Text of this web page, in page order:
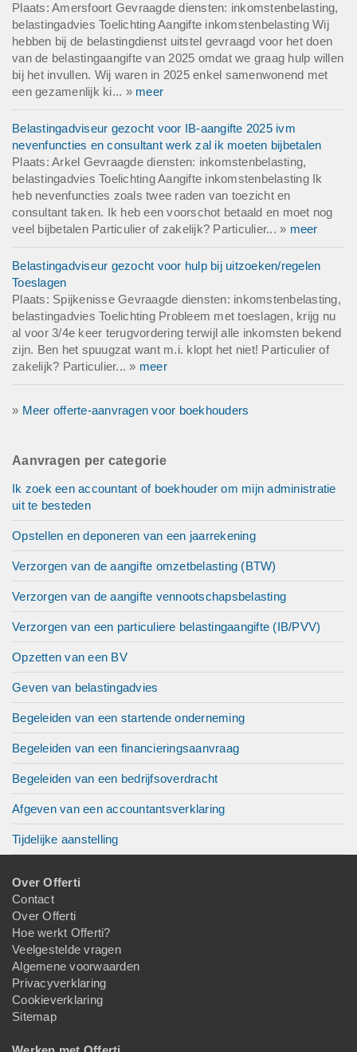
Plaats: Amersfoort Gevraagde diensten: inkomstenbelasting,
belastingadvies Toelichting Aangifte inkomstenbelasting Wij
hebben bij de belastingdienst uitstel gevraagd voor het doen
van de belastingaangifte van 2025 omdat we graag hulp willen
bij het invullen. Wij waren in 2025 enkel samenwonend met
een gezamenlijk ki... » meer
Belastingadviseur gezocht voor IB-aangifte 2025 ivm
nevenfuncties en consultant werk zal ik moeten bijbetalen
Plaats: Arkel Gevraagde diensten: inkomstenbelasting,
belastingadvies Toelichting Aangifte inkomstenbelasting Ik
heb nevenfuncties zoals twee raden van toezicht en
consultant taken. Ik heb een voorschot betaald en moet nog
veel bijbetalen Particulier of zakelijk? Particulier... » meer
Belastingadviseur gezocht voor hulp bij uitzoeken/regelen
Toeslagen
Plaats: Spijkenisse Gevraagde diensten: inkomstenbelasting,
belastingadvies Toelichting Probleem met toeslagen, krijg nu
al voor 3/4e keer terugvordering terwijl alle inkomsten bekend
zijn. Ben het spuugzat want m.i. klopt het niet! Particulier of
zakelijk? Particulier... » meer
» Meer offerte-aanvragen voor boekhouders
Aanvragen per categorie
Ik zoek een accountant of boekhouder om mijn administratie
uit te besteden
Opstellen en deponeren van een jaarrekening
Verzorgen van de aangifte omzetbelasting (BTW)
Verzorgen van de aangifte vennootschapsbelasting
Verzorgen van een particuliere belastingaangifte (IB/PVV)
Opzetten van een BV
Geven van belastingadvies
Begeleiden van een startende onderneming
Begeleiden van een financieringsaanvraag
Begeleiden van een bedrijfsoverdracht
Afgeven van een accountantsverklaring
Tijdelijke aanstelling
Over Offerti
Contact
Over Offerti
Hoe werkt Offerti?
Veelgestelde vragen
Algemene voorwaarden
Privacyverklaring
Cookieverklaring
Sitemap